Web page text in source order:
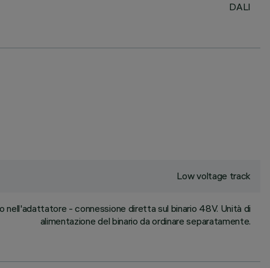
DALI
Low voltage track
nell'adattatore - connessione diretta sul binario 48V. Unità di
alimentazione del binario da ordinare separatamente.